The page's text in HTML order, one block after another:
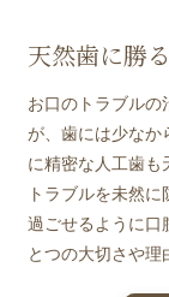
天然歯に勝
お口のトラブルの
が、歯には少なか
に精密な人工歯も
トラブルを未然
過ごせるように口
とつの大切さや理